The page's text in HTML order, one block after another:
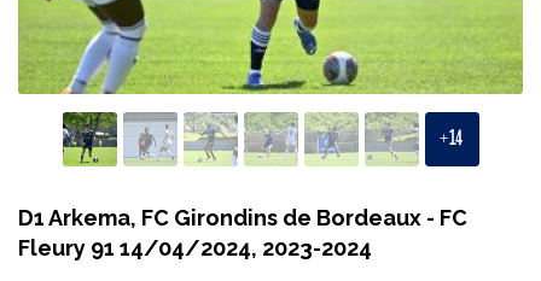
+14
D1 Arkema, FC Girondins de Bordeaux - FC
Fleury 91 14/04/2024, 2023-2024